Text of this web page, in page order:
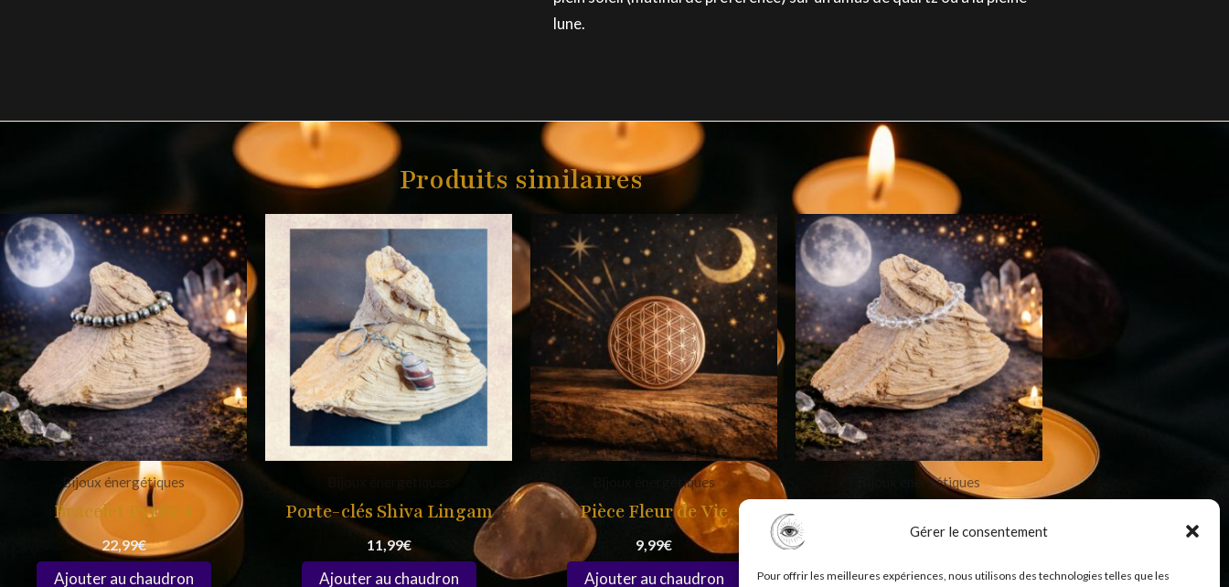
Gérer le consentement
Pour offrir les meilleures expériences, nous utilisons des technologies telles que les
lune.
Produits similaires
Bijoux énergétiques
Bracelet Pyrite 8
22,99€
Porte-clés Shiva Lingam
11,99€
Bijoux énergétiques
Pièce Fleur de Vie
9,99€
Bijoux énergétiques